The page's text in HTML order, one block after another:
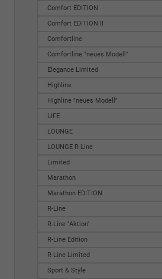
Comfort EDITION
Comfort EDITION II
Comfortline
Comfortline "neues Modell"
Elegance Limited
Highline
Highline "neues Modell"
LIFE
LOUNGE
LOUNGE R-Line
Limited
Marathon
Marathon EDITION
R-Line
R-Line "Aktion"
R-Line Edition
R-Line Limited
Sport & Style